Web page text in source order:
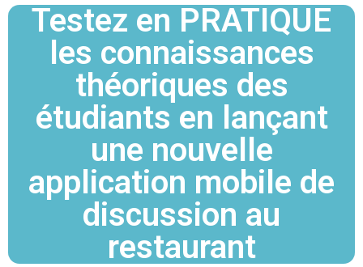
Testez en PRATIQUE
les connaissances
théoriques des
étudiants en lançant
une nouvelle
application mobile de
discussion au
restaurant